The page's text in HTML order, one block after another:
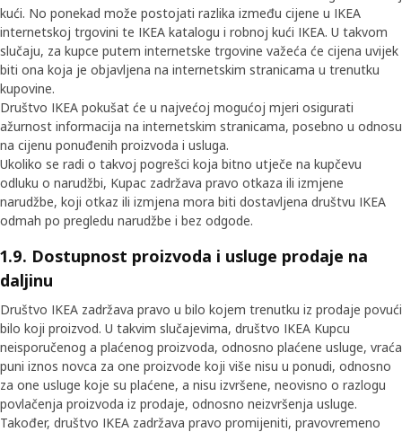
kući. No ponekad može postojati razlika između cijene u IKEA
internetskoj trgovini te IKEA katalogu i robnoj kući IKEA. U takvom
slučaju, za kupce putem internetske trgovine važeća će cijena uvijek
biti ona koja je objavljena na internetskim stranicama u trenutku
kupovine.
Društvo IKEA pokušat će u najvećoj mogućoj mjeri osigurati
ažurnost informacija na internetskim stranicama, posebno u odnosu
na cijenu ponuđenih proizvoda i usluga.
Ukoliko se radi o takvoj pogrešci koja bitno utječe na kupčevu
odluku o narudžbi, Kupac zadržava pravo otkaza ili izmjene
narudžbe, koji otkaz ili izmjena mora biti dostavljena društvu IKEA
odmah po pregledu narudžbe i bez odgode.
1.9. Dostupnost proizvoda i usluge prodaje na
daljinu
Društvo IKEA zadržava pravo u bilo kojem trenutku iz prodaje povući
bilo koji proizvod. U takvim slučajevima, društvo IKEA Kupcu
neisporučenog a plaćenog proizvoda, odnosno plaćene usluge, vraća
puni iznos novca za one proizvode koji više nisu u ponudi, odnosno
za one usluge koje su plaćene, a nisu izvršene, neovisno o razlogu
povlačenja proizvoda iz prodaje, odnosno neizvršenja usluge.
Također, društvo IKEA zadržava pravo promijeniti, pravovremeno